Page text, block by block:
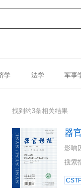
学 法学 军事
找到约3条相关结果
器
影响
搜索